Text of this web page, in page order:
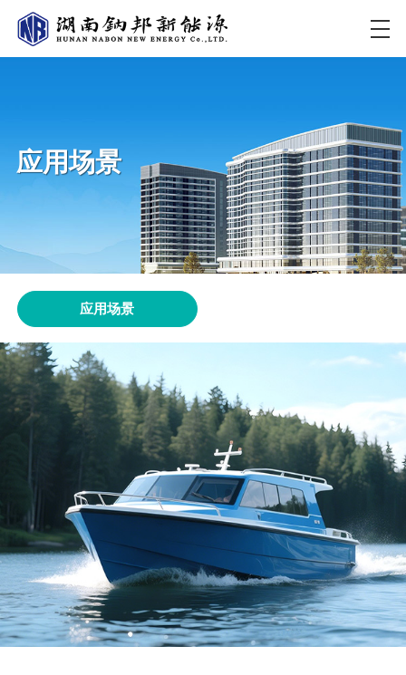
应用场景
应用场景